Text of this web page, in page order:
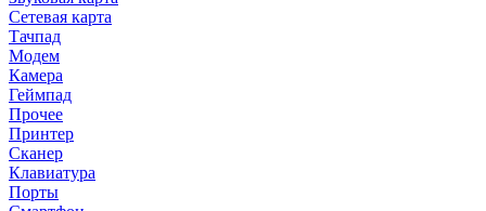
Сетевая карта
Тачпад
Модем
Камера
Геймпад
Прочее
Принтер
Сканер
Клавиатура
Порты